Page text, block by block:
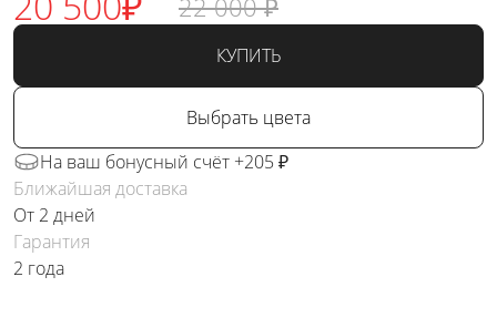
22 000 ₽
КУПИТЬ
Выбрать цвета
На ваш бонусный счёт +205 ₽
Ближайшая доставка
От 2 дней
Гарантия
2 года